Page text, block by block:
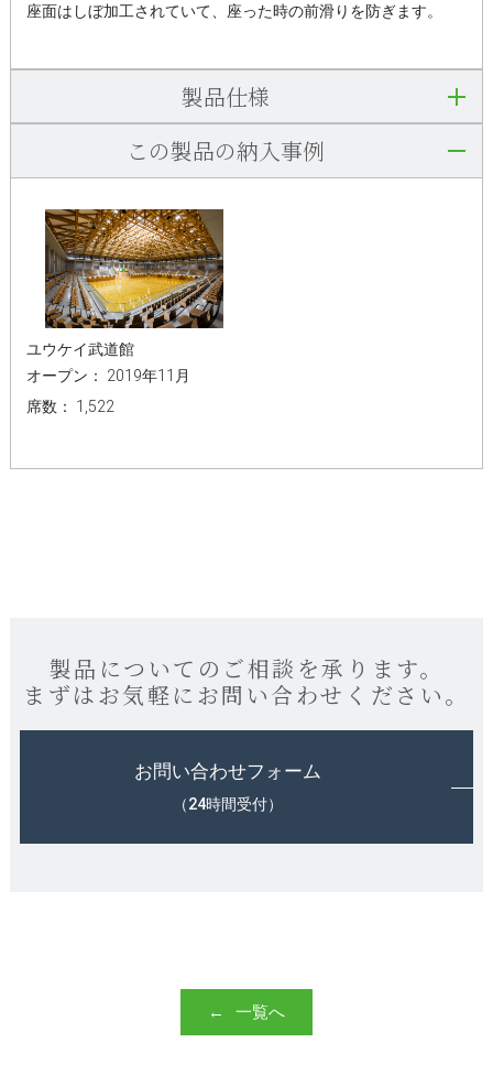
座面はしぼ加工されていて、座った時の前滑りを防ぎます。
製品仕様
この製品の納入事例
ユウケイ武道館
オープン： 2019年11月
席数： 1,522
製品についてのご相談を承ります。
まずはお気軽にお問い合わせください。
お問い合わせフォーム
（24時間受付）
一覧へ